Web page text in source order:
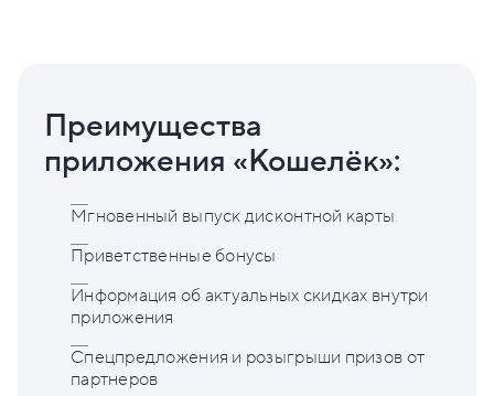
Преимущества
приложения «Кошелёк»:
Мгновенный выпуск дисконтной карты
Приветственные бонусы
Информация об актуальных скидках внутри
приложения
Спецпредложения и розыгрыши призов от
партнеров